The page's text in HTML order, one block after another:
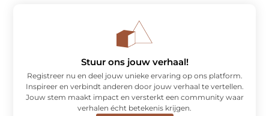
Stuur ons jouw verhaal!
Registreer nu en deel jouw unieke ervaring op ons platform.
Inspireer en verbindt anderen door jouw verhaal te vertellen.
Jouw stem maakt impact en versterkt een community waar
verhalen écht betekenis krijgen.